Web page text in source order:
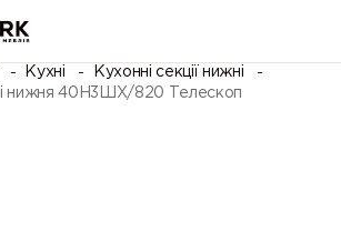
Кухні
Кухонні секції нижні
нижня 40Н3ШХ/820 Телескоп